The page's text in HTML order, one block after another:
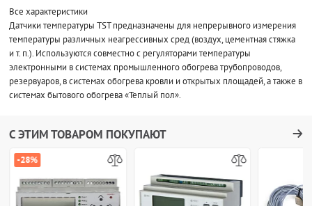
Все характеристики
Датчики температуры TST предназначены для непрерывного измерения
температуры различных неагрессивных сред (воздух, цементная стяжка
и т. п.). Используются совместно с регуляторами температуры
электронными в системах промышленного обогрева трубопроводов,
резервуаров, в системах обогрева кровли и открытых площадей, а также в
системах бытового обогрева «Теплый пол».
С ЭТИМ ТОВАРОМ ПОКУПАЮТ
-28%